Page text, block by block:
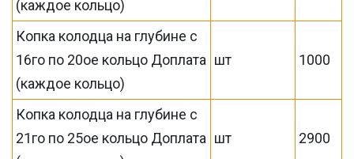
(каждое кольцо)
Копка колодца на глубине с
16го по 20ое кольцо Доплата
(каждое кольцо)
шт 1000
Копка колодца на глубине с
21го по 25ое кольцо Доплата шт 2900